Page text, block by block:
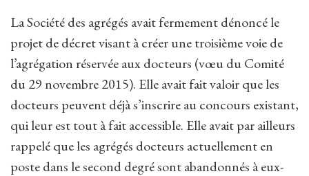
La Société des agrégés avait fermement dénoncé le
projet de décret visant à créer une troisième voie de
l’agrégation réservée aux docteurs (vœu du Comité
du 29 novembre 2015). Elle avait fait valoir que les
docteurs peuvent déjà s’inscrire au concours existant,
qui leur est tout à fait accessible. Elle avait par ailleurs
rappelé que les agrégés docteurs actuellement en
poste dans le second degré sont abandonnés à eux-